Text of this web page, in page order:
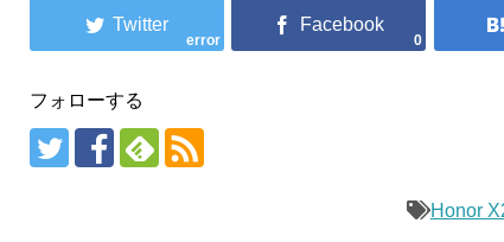
error 0
フォローする
Honor